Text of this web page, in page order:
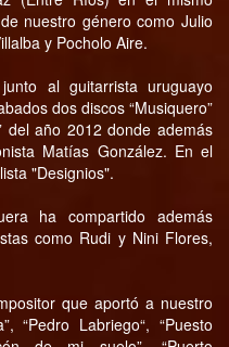
nuestro género como Julio
y Pocholo Aire.
al guitarrista uruguayo
dos discos “Musiquero”
del año 2012 donde además
Matías González. En el
"Designios".
ha compartido además
como Rudi y Nini Flores,
que aportó a nuestro
“Pedro Labriego“, “Puesto